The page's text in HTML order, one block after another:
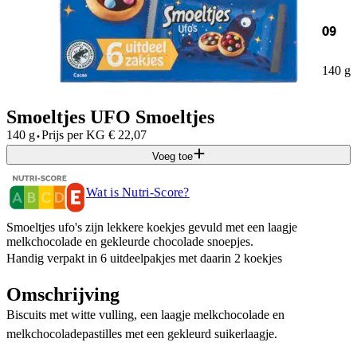
09
140 g
Smoeltjes UFO Smoeltjes
140 g·Prijs per KG € 22,07
Voeg toe
Wat is Nutri-Score?
Smoeltjes ufo's zijn lekkere koekjes gevuld met een laagje
melkchocolade en gekleurde chocolade snoepjes.
Handig verpakt in 6 uitdeelpakjes met daarin 2 koekjes
Omschrijving
Biscuits met witte vulling, een laagje melkchocolade en
melkchocoladepastilles met een gekleurd suikerlaagje.